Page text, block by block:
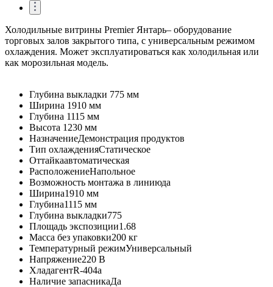
Холодильные витрины Premier Янтарь– оборудование
торговых залов закрытого типа, с универсальным режимом
охлаждения. Может эксплуатироваться как холодильная или
как морозильная модель.
Глубина выкладки 775 мм
Ширина 1910 мм
Глубина 1115 мм
Высота 1230 мм
НазначениеДемонстрация продуктов
Тип охлажденияСтатическое
Оттайкаавтоматическая
РасположениеНапольное
Возможность монтажа в линиюда
Ширина1910 мм
Глубина1115 мм
Глубина выкладки775
Площадь экспозиции1.68
Масса без упаковки200 кг
Температурный режимУниверсальный
Напряжение220 В
ХладагентR-404a
Наличие запасникаДа